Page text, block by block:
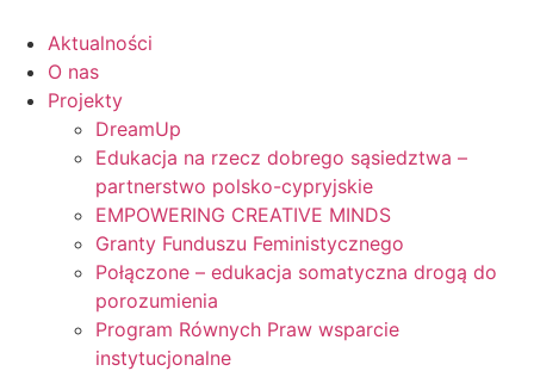
content
Aktualności
O nas
Projekty
DreamUp
Edukacja na rzecz dobrego sąsiedztwa –
partnerstwo polsko-cypryjskie
EMPOWERING CREATIVE MINDS
Granty Funduszu Feministycznego
Połączone – edukacja somatyczna drogą do
porozumienia
Program Równych Praw wsparcie
instytucjonalne